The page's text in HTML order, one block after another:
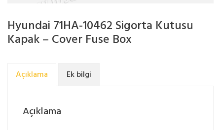
Hyundai 71HA-10462 Sigorta Kutusu
Kapak – Cover Fuse Box
Açıklama Ek bilgi
Açıklama